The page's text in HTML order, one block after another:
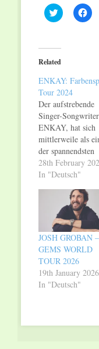
Click
to
(Opens
in
new
Click
to
Related
ENKAY:
Tour 2024
Der aufstrebende
Singer-Songwriter
ENKAY, hat sich
mittlerweile als
der spannendsten
Deutschpop
Newcomer des
eingängigen
Ohrwurm-Melodien
und urbanen
Einflüssen aus
verschiedenen
schafft er einen
einzigartigen
der in der heutigen
Flut von
hervorsticht. Jetzt
28th February
In "Deutsch"
JOSH GROBAN –
GEMS WORLD
TOUR 2026
19th January 2026
In "Deutsch"